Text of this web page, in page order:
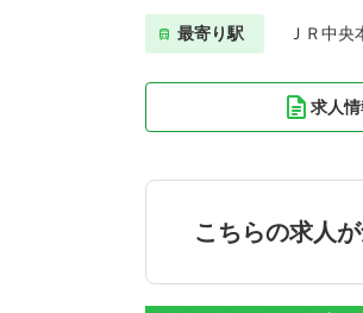
最寄り駅 ＪＲ中
求人情
こちらの求人